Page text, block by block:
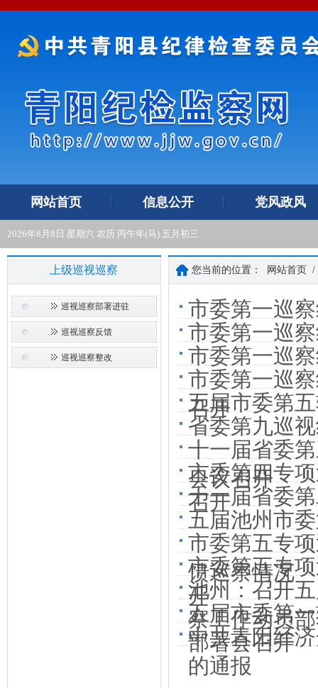
网站首页 信息公开 党风政风
2026年8月8日 星期六 农历 丙午年(马) 五月初三
上级巡视巡察
巡视巡察部署进驻
巡视巡察反馈
巡视巡察整改
您当前的位置： 网站首页 /
市委第一巡
市委第一巡
市委第一巡
市委第一巡
召开
五届市委第
省委第九巡
十一届省委
会议召开
市委第四专
召开
十一届省委
五届池州市
市委第五专
馈巡察情况
市委第五专
开
池州：召开
察工作动员
五届市委第
部署会召开
中共青阳经
的通报